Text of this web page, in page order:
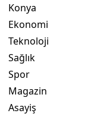
Konya
Ekonomi
Teknoloji
Sağlık
Spor
Magazin
Asayiş